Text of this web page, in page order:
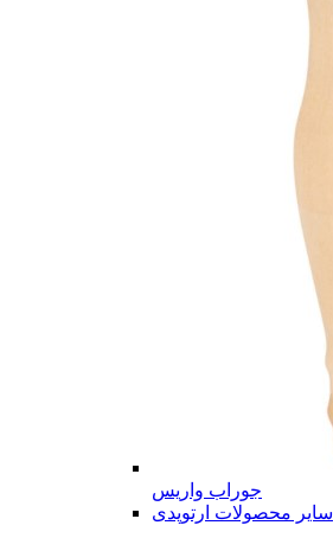
جوراب واریس
سایر محصولات ارتوپدی